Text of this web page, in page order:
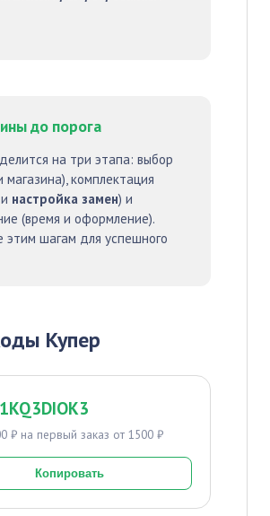
до порога
на три этапа: выбор
магазина), комплектация
настройка замен) и
(время и оформление).
этим шагам для успешного
Купер
₽ на первый заказ от 1500 ₽
Копировать